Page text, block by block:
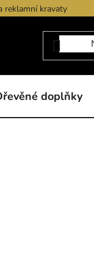
reklamní kravaty
doplňky